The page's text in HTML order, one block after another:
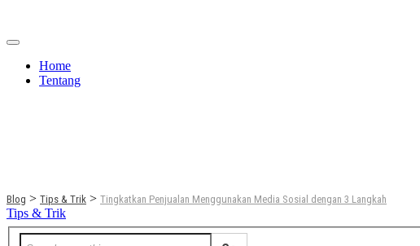
Home
Tentang
Blog > Tips & Trik > Tingkatkan Penjualan Menggunakan Media Sosial dengan 3 Langkah
Tips & Trik